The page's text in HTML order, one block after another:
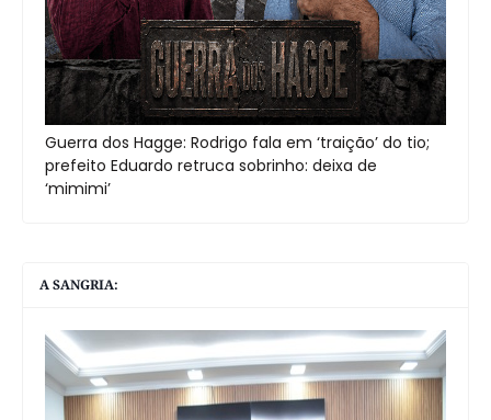
Guerra dos Hagge: Rodrigo fala em ‘traição’ do tio;
prefeito Eduardo retruca sobrinho: deixa de
‘mimimi’
A SANGRIA: